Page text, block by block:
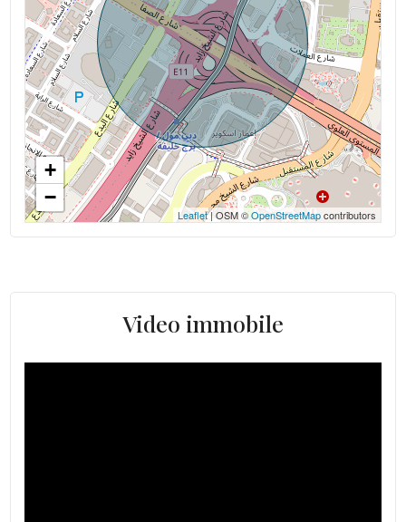
+
−
Leaflet| OSM ©OpenStreetMapcontributors
Video immobile